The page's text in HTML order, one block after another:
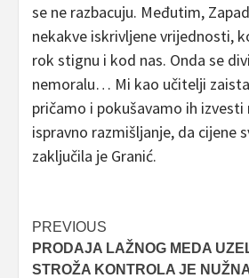
se ne razbacuju. Međutim,
nekakve iskrivljene vrijednosti,
rok stignu i kod nas. Onda se
nemoralu… Mi kao učitelji
pričamo i pokušavamo ih izvesti
ispravno razmišljanje, da cijene
zaključila je Granić.
Post
navigation
PREVIOUS
PRODAJA LAŽNOG MEDA
STROŽA KONTROLA JE